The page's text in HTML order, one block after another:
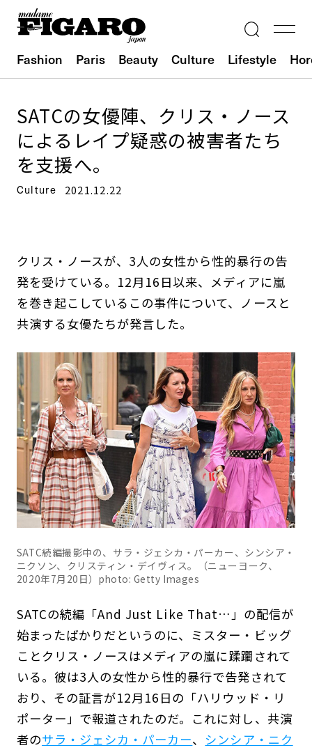
Fashion Paris Beauty Culture Lifestyle
SATCの女優陣、クリス・ノース
によるレイプ疑惑の被害者たち
を支援へ。
Culture 2021.12.22
クリス・ノースが、3人の女性から性的暴行の告
発を受けている。12月16日以来、メディアに嵐
を巻き起こしているこの事件について、ノースと
共演する女優たちが発言した。
SATC続編撮影中の、サラ・ジェシカ・パーカー、シンシア・
ニクソン、クリスティン・デイヴィス。（ニューヨーク、
2020年7月20日）photo: Getty Images
SATCの続編「And Just Like That…」の配信が
始まったばかりだというのに、ミスター・ビッグ
ことクリス・ノースはメディアの嵐に蹂躙されて
いる。彼は3人の女性から性的暴行で告発されて
おり、その証言が12月16日の「ハリウッド・リ
ポーター」で報道されたのだ。これに対し、共演
者のサラ・ジェシカ・パーカー、 シンシア・ニク